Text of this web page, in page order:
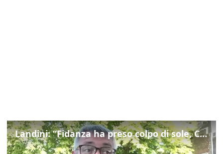
Landini: “Fidanza ha preso colpo di sole, Cgil non si gira mai dall'altra parte”